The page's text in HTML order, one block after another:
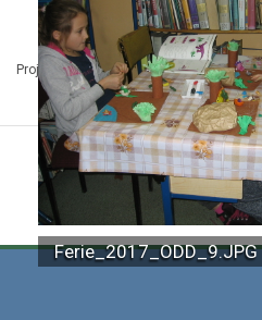
Ferie_2017_ODD_9.JPG
Projekt Kuźnia Dostępnych Stron
Administracji i
© MBP Pyskowice.
Kuźnia